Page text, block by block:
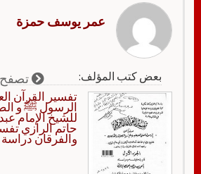
عمر يوسف حمزة
بعض كتب المؤلف:
تفسير القرآن
الرسول ﷺ و
للشيخ الإمام
حاتم الرازي
والفرقان